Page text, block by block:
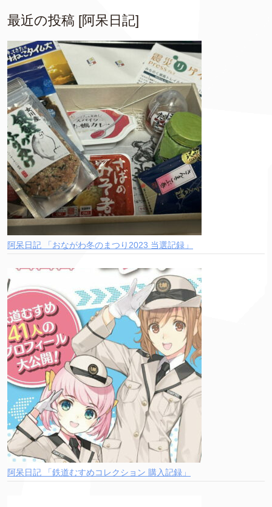
最近の投稿 [阿呆日記]
阿呆日記 「おながわ冬のまつり2023 当選記録」
阿呆日記 「鉄道むすめコレクション 購入記録」